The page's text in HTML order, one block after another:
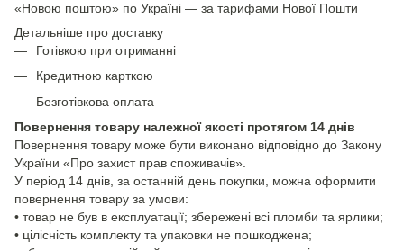
«Новою поштою» по Україні — за тарифами Нової Пошти
Детальніше про доставку
Готівкою при отриманні
Кредитною карткою
Безготівкова оплата
Повернення товару належної якості протягом 14 днів
Повернення товару може бути виконано відповідно до Закону
України «Про захист прав споживачів».
У період 14 днів, за останній день покупки, можна оформити
повернення товару за умови:
• товар не був в експлуатації; збережені всі пломби та ярлики;
• цілісність комплекту та упаковки не пошкоджена;